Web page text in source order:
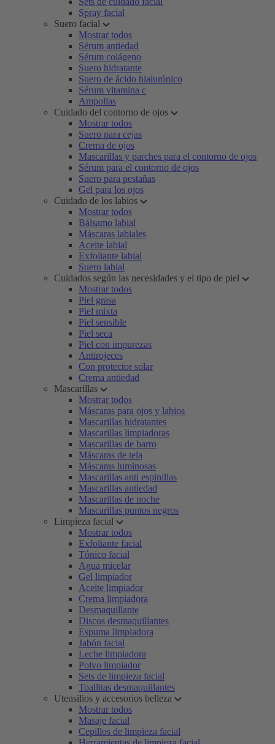
Spray facial
Suero facial
Mostrar todos
Sérum antiedad
Sérum colágeno
Suero hidratante
Suero de ácido hialurónico
Sérum vitamina c
Ampollas
Cuidado del contorno de ojos
Mostrar todos
Suero para cejas
Crema de ojos
Mascarillas y parches para el contorno de ojos
Sérum para el contorno de ojos
Suero para pestañas
Gel para los ojos
Cuidado de los labios
Mostrar todos
Bálsamo labial
Máscaras labiales
Aceite labial
Exfoliante labial
Suero labial
Cuidados según las necesidades y el tipo de piel
Mostrar todos
Piel grasa
Piel mixta
Piel sensible
Piel seca
Piel con impurezas
Antirojeces
Con protector solar
Crema antiedad
Mascarillas
Mostrar todos
Máscaras para ojos y labios
Mascarillas hidratantes
Mascarillas limpiadoras
Mascarillas de barro
Máscaras de tela
Máscaras luminosas
Mascarillas anti espinillas
Mascarillas antiedad
Mascarillas de noche
Mascarillas puntos negros
Limpieza facial
Mostrar todos
Exfoliante facial
Tónico facial
Agua micelar
Gel limpiador
Aceite limpiador
Crema limpiadora
Desmaquillante
Discos desmaquillantes
Espuma limpiadora
Jabón facial
Leche limpiadora
Polvo limpiador
Sets de limpieza facial
Toallitas desmaquillantes
Utensilios y accesorios belleza
Mostrar todos
Masaje facial
Cepillos de limpieza facial